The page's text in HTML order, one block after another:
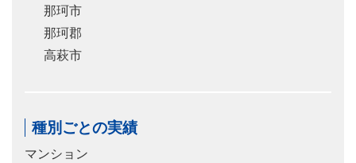
那珂市
那珂郡
高萩市
種別ごとの実績
マンション